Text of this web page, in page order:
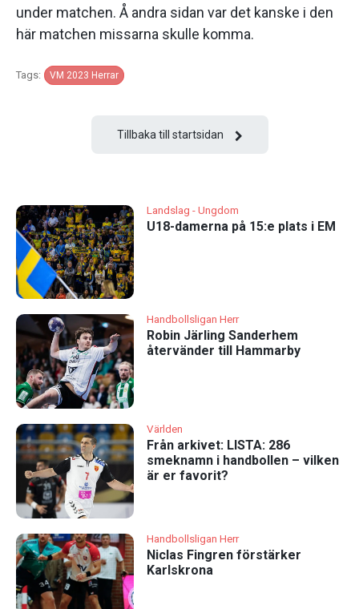
under matchen. Å andra sidan var det kanske i den
här matchen missarna skulle komma.
Tags: VM 2023 Herrar
Tillbaka till startsidan
Landslag - Ungdom
U18-damerna på 15:e plats i EM
Handbollsligan Herr
Robin Järling Sanderhem
återvänder till Hammarby
Världen
Från arkivet: LISTA: 286
smeknamn i handbollen – vilken
är er favorit?
Handbollsligan Herr
Niclas Fingren förstärker
Karlskrona